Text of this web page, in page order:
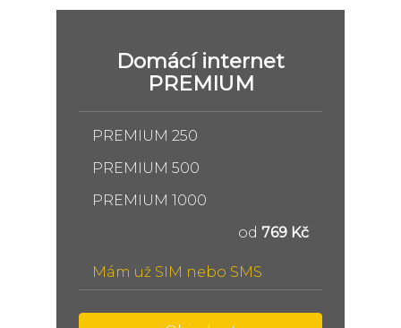
Domácí internet
PREMIUM
PREMIUM 250
PREMIUM 500
PREMIUM 1000
od 769 Kč
Mám už SIM nebo SMS